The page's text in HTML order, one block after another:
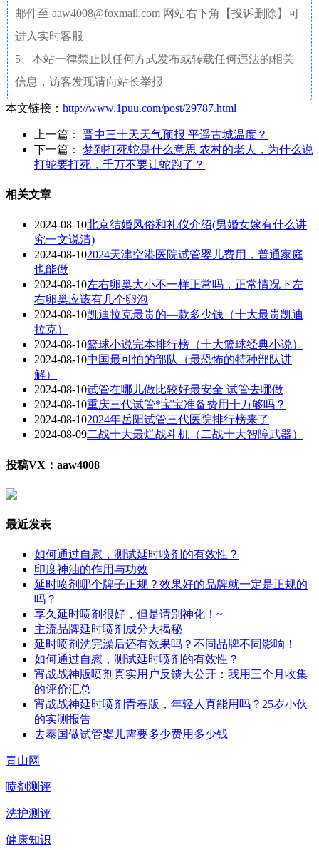
邮件至 aaw4008@foxmail.com 网站右下角【投诉删除】可
进入实时客服
5、本站一律禁止以任何方式发布或转载任何违法的相关
信息，访客发现请向站长举报
本文链接： http://www.1puu.com/post/29787.html
上一篇： 晋中三十天天气预报 平遥古城温度？
下一篇： 梦到打死蛇是什么意思 农村的老人，为什么说
打蛇要打死，千万不要让蛇跑了？
相关文章
2024-08-10北京结婚风俗和礼仪介绍(男婚女嫁有什么讲
究一文说清)
2024-08-102024天津空港医院试管婴儿费用，普通家庭
也能做
2024-08-10左右卵巢大小不一样正常吗，正常情况下左
右卵巢应该有几个卵泡
2024-08-10凯迪拉克最贵的—款多少钱（十大最贵凯迪
拉克）
2024-08-10篮球小说完本排行榜（十大篮球经典小说）
2024-08-10中国最可怕的部队（最恐怖的特种部队讲
解）
2024-08-10试管在哪儿做比较好最安全 试管去哪做
2024-08-10重庆三代试管*宝宝准备费用十万够吗？
2024-08-102024年岳阳试管三代医院排行榜来了
2024-08-09二战十大最烂战斗机（二战十大智障武器）
投稿VX：aaw4008
最近发表
如何通过自慰，测试延时喷剂的有效性？
印度神油的作用与功效
延时喷剂哪个牌子正规？效果好的品牌就一定是正规的
吗？
享久延时喷剂很好，但是请别神化！~
主流品牌延时喷剂成分大揭秘
延时喷剂洗完澡后还有效果吗？不同品牌不同影响！
如何通过自慰，测试延时喷剂的有效性？
宵战战神版喷剂真实用户反馈大公开：我用三个月收集
的评价汇总
宵战战神延时喷剂青春版，年轻人真能用吗？25岁小伙
的实测报告
去泰国做试管婴儿需要多少费用多少钱
青山网
喷剂测评
洗护测评
健康知识